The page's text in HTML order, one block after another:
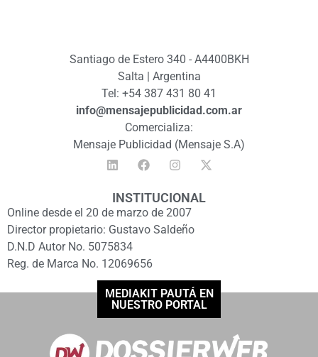
Santiago de Estero 340 - A4400BKH
Salta | Argentina
Tel: +54 387 431 80 41
info@mensajepublicidad.com.ar
Comercializa:
Mensaje Publicidad (Mensaje S.A)
INSTITUCIONAL
Online desde el 20 de marzo de 2007
Director propietario: Gustavo Saldeño
D.N.D Autor No. 5075834
Reg. de Marca No. 12069656
MEDIAKIT PAUTÁ EN
NUESTRO PORTAL